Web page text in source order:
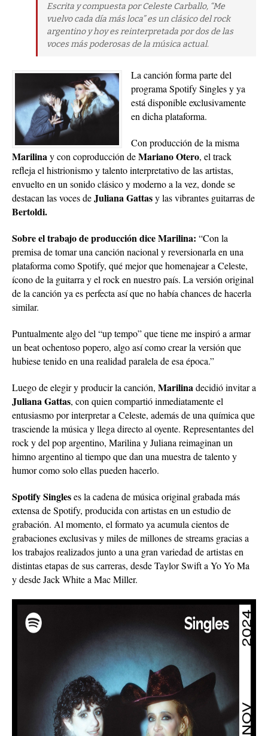
Escrita y compuesta por Celeste Carballo, “Me
vuelvo cada día más loca” es un clásico del rock
argentino y hoy es reinterpretada por dos de las
voces más poderosas de la música actual.
La canción forma parte del
programa Spotify Singles y ya
está disponible exclusivamente
en dicha plataforma.
Con producción de la misma
Marilinay con coproducción deMariano Otero, el track
refleja el histrionismo y talento interpretativo de las artistas,
envuelto en un sonido clásico y moderno a la vez, donde se
destacan las voces deJuliana Gattasy las vibrantes guitarras de
Bertoldi.
Sobre el trabajo de producción dice Marilina: “Con la
premisa de tomar una canción nacional y reversionarla en una
plataforma como Spotify, qué mejor que homenajear a Celeste,
ícono de la guitarra y el rock en nuestro país. La versión original
de la canción ya es perfecta así que no había chances de hacerla
similar.
Puntualmente algo del “up tempo” que tiene me inspiró a armar
un beat ochentoso popero, algo así como crear la versión que
hubiese tenido en una realidad paralela de esa época.”
Luego de elegir y producir la canción, Marilinadecidió invitar a
Juliana Gattas, con quien compartió inmediatamente el
entusiasmo por interpretar a Celeste, además de una química que
trasciende la música y llega directo al oyente. Representantes del
rock y del pop argentino, Marilina y Juliana reimaginan un
himno argentino al tiempo que dan una muestra de talento y
humor como solo ellas pueden hacerlo.
Spotify Singleses la cadena de música original grabada más
extensa de Spotify, producida con artistas en un estudio de
grabación. Al momento, el formato ya acumula cientos de
grabaciones exclusivas y miles de millones de streams gracias a
los trabajos realizados junto a una gran variedad de artistas en
distintas etapas de sus carreras, desde Taylor Swift a Yo Yo Ma
y desde Jack White a Mac Miller.